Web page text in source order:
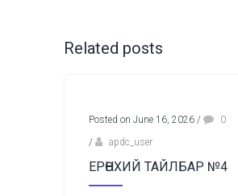
Related posts
Posted on June 16, 2026 /
0
/
apdc_user
ЕРӨНХИЙ ТАЙЛБАР №4